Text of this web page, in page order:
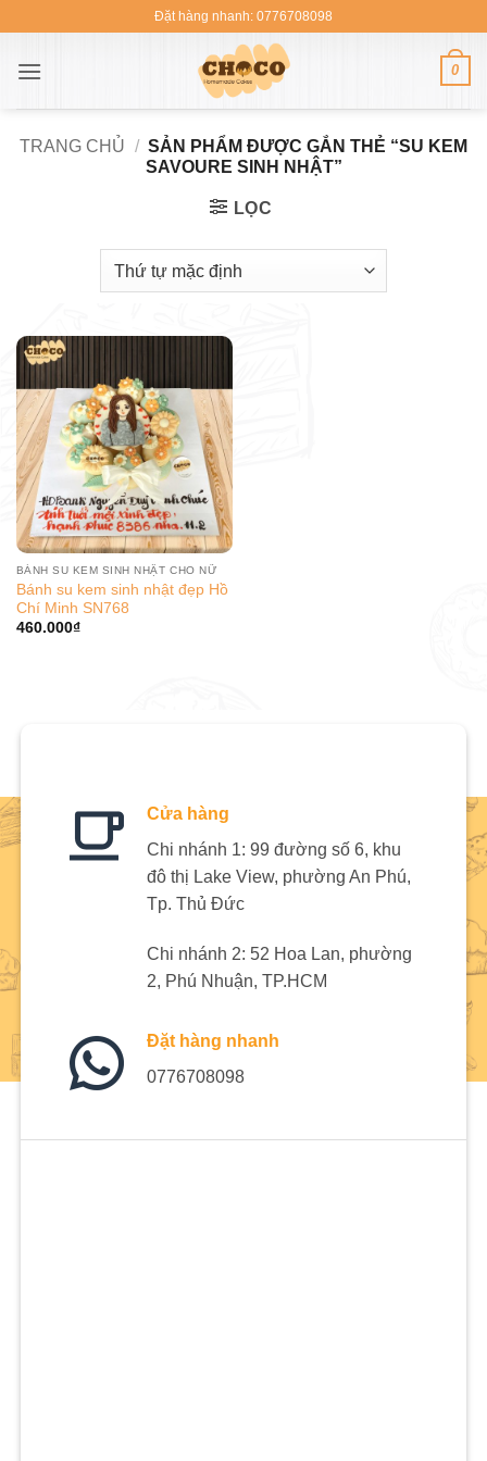
nội
Đặt hàng nhanh: 0776708098
0
TRANG CHỦ / SẢN PHẨM ĐƯỢC GẮN THẺ “SU KEM
SAVOURE SINH NHẬT”
LỌC
BÁNH SU KEM SINH NHẬT CHO NỮ
Bánh su kem sinh nhật đẹp Hồ
Chí Minh SN768
460.000₫
Cửa hàng
Chi nhánh 1: 99 đường số 6, khu
đô thị Lake View, phường An Phú,
Tp. Thủ Đức
Chi nhánh 2: 52 Hoa Lan, phường
2, Phú Nhuận, TP.HCM
Đặt hàng nhanh
0776708098